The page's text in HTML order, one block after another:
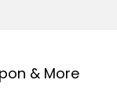
& More